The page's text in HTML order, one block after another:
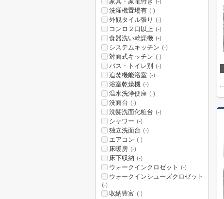
(-)
洗濯機置場有 (-)
外観タイル張り (-)
コンロ２口以上 (-)
食器洗い乾燥機 (-)
システムキッチン (-)
対面式キッチン (-)
バス・トイレ別 (-)
追焚機能浴室 (-)
浴室乾燥機 (-)
温水洗浄便座 (-)
洗面台 (-)
洗髪洗面化粧台 (-)
シャワー (-)
独立洗面台 (-)
エアコン (-)
床暖房 (-)
床下収納 (-)
ウォークインクロゼット (-)
ウォークインシューズクロゼット
(-)
収納豊富 (-)